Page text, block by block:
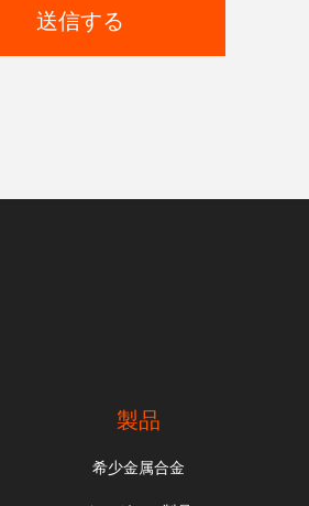
送信する
製品
希少金属合金